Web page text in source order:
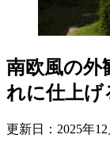
南欧風の外
れに仕上げ
更新日： 2025年12